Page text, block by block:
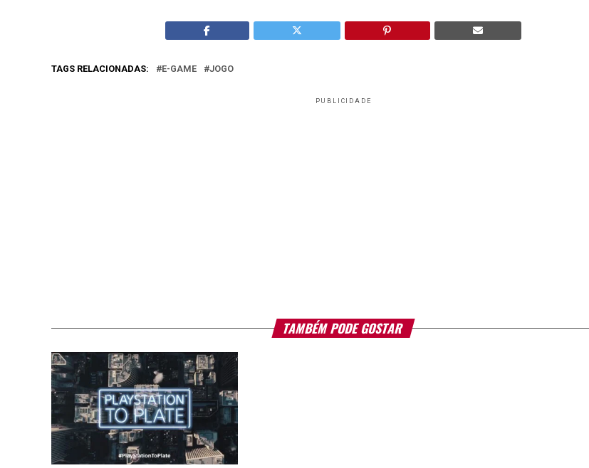
TAGS RELACIONADAS: E-GAME JOGO
PUBLICIDADE
TAMBÉM PODE GOSTAR